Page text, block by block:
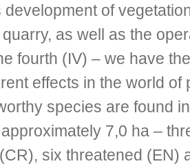
development of
as well as the
fourth (IV) – we have
effects in the world of
species are found
7,0 ha –
six threatened (EN)